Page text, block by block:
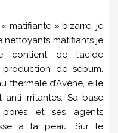
matifiante » bizarre, je
nettoyants matifiants je
contient de l’acide
de sébum.
thermale d’Avène, elle
irritantes. Sa base
et ses agents
à la peau. Sur le